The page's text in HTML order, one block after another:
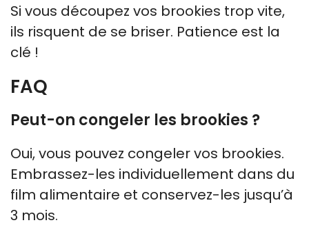
Si vous découpez vos brookies trop vite,
ils risquent de se briser. Patience est la
clé !
FAQ
Peut-on congeler les brookies ?
Oui, vous pouvez congeler vos brookies.
Embrassez-les individuellement dans du
film alimentaire et conservez-les jusqu’à
3 mois.